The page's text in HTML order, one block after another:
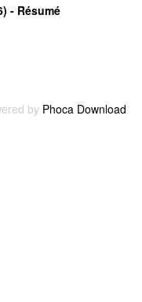
- Résumé
by Phoca Download